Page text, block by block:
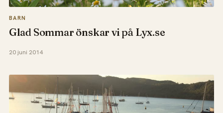
BARN
Glad Sommar önskar vi på Lyx.se
20 juni 2014